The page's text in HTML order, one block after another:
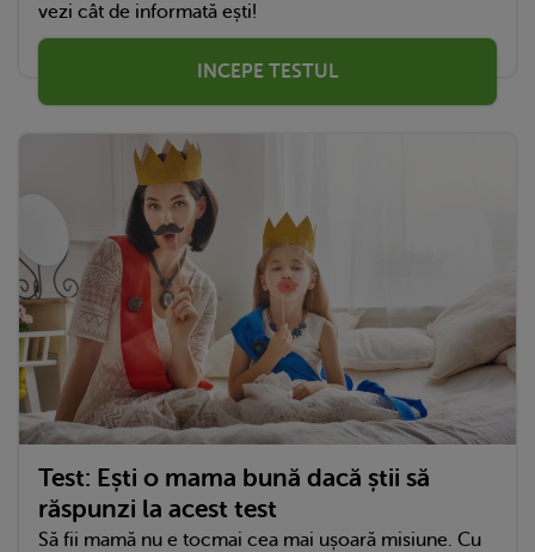
vezi cât de informată ești!
INCEPE TESTUL
Test: Ești o mama bună dacă știi să
răspunzi la acest test
Să fii mamă nu e tocmai cea mai ușoară misiune. Cu